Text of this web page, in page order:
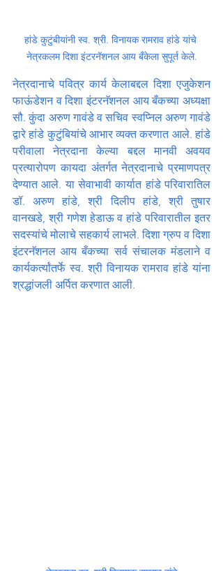
हांडे कुटुंबीयांनी स्व. श्री. विनायक रामराव हांडे यांचे
नेत्रकलम दिशा इंटरनॅशनल आय बँकेला सुपूर्त केले.
नेत्रदानाचे पवित्र कार्य केलाबद्दल दिशा एजुकेशन
फाऊंडेशन व दिशा इंटरनॅशनल आय बँकच्या अध्यक्षा
सौ. कुंदा अरुण गावंडे व सचिव स्वप्निल अरुण गावंडे
द्वारे हांडे कुटुंबियांचे आभार व्यक्त करणात आले. हांडे
परीवाला नेत्रदाना केल्या बद्दल मानवी अवयव
प्रत्यारोपण कायदा अंतर्गत नेत्रदानाचे प्रमाणपत्र
देण्यात आले. या सेवाभावी कार्यात हांडे परिवारातिल
डॉ. अरुण हांडे, श्री दिलीप हांडे, श्री तुषार
वानखडे, श्री गणेश हेडाऊ व हांडे परिवारातील इतर
सदस्यांचे मोलाचे सहकार्य लाभले. दिशा ग्रुप व दिशा
इंटरनॅशनल आय बँकच्या सर्व संचालक मंडलाने व
कार्यकर्त्यांतर्फे स्व. श्री विनायक रामराव हांडे यांना
श्रद्धांजली अर्पित करणात आली.